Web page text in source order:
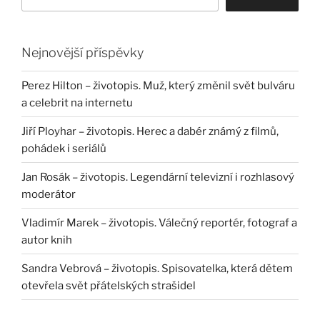
Nejnovější příspěvky
Perez Hilton – životopis. Muž, který změnil svět bulváru
a celebrit na internetu
Jiří Ployhar – životopis. Herec a dabér známý z filmů,
pohádek i seriálů
Jan Rosák – životopis. Legendární televizní i rozhlasový
moderátor
Vladimír Marek – životopis. Válečný reportér, fotograf a
autor knih
Sandra Vebrová – životopis. Spisovatelka, která dětem
otevřela svět přátelských strašidel